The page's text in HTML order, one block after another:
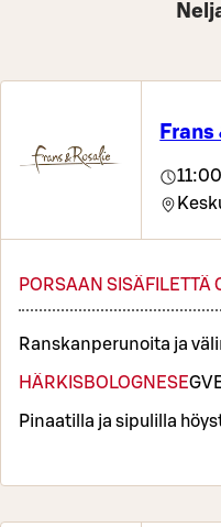
PORSAAN
Ranskanperunoita ja
HÄRKISBOLOGNESEG
Pinaatilla ja sipulilla